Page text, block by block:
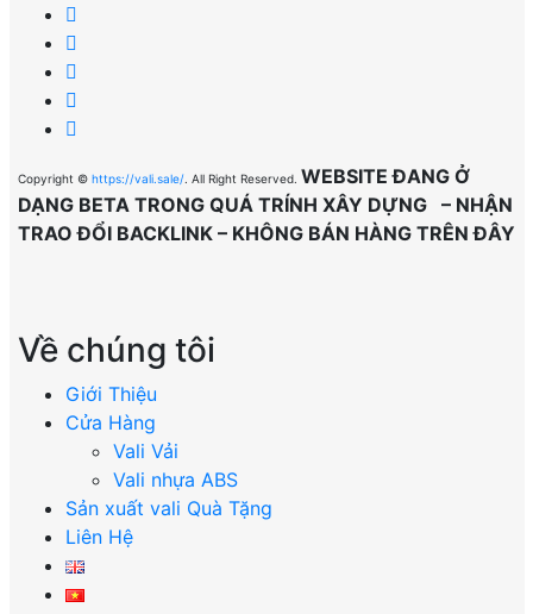
Copyright © https://vali.sale/ . All Right Reserved. WEBSITE ĐANG Ở
DẠNG BETA TRONG QUÁ TRÍNH XÂY DỰNG – NHẬN
TRAO ĐỔI BACKLINK – KHÔNG BÁN HÀNG TRÊN ĐÂY
Về chúng tôi
Giới Thiệu
Cửa Hàng
Vali Vải
Vali nhựa ABS
Sản xuất vali Quà Tặng
Liên Hệ